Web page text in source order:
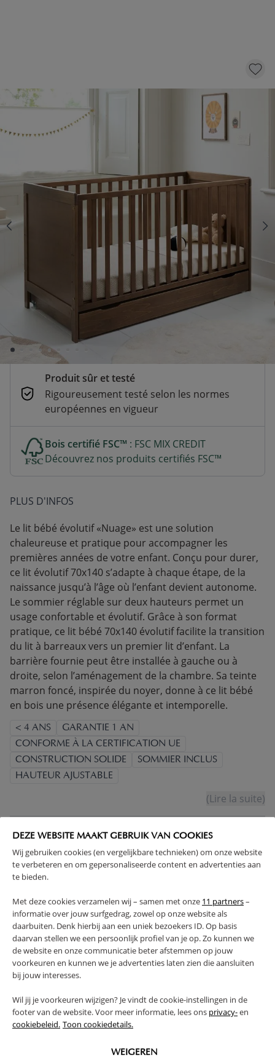
DEZE WEBSITE MAAKT GEBRUIK VAN COOKIES
Wij gebruiken cookies (en vergelijkbare technieken) om onze website
te verbeteren en om gepersonaliseerde content en advertenties aan
te bieden.
Met deze cookies verzamelen wij – samen met onze 11 partners–
informatie over jouw surfgedrag, zowel op onze website als
daarbuiten. Denk hierbij aan een uniek bezoekers ID. Op basis
daarvan stellen we een persoonlijk profiel van je op. Zo kunnen we
de website en onze communicatie beter afstemmen op jouw
voorkeuren en kunnen we je advertenties laten zien die aansluiten
bij jouw interesses.
Wil jij je voorkeuren wijzigen? Je vindt de cookie-instellingen in de
footer van de website. Voor meer informatie, lees ons privacy-en
cookiebeleid. Toon cookiedetails.
WEIGEREN
LIT BÉBÉ ÉVOLUTIF «NUAGE» | 70 X 140 CM
Temporairement indisponible
Le délai de livraison prévu est inconnu
Paiement sécurisé et flexible
CB, Paypal, Klarna, Apple Pay, Google Pay
Produit sûr et testé
Rigoureusement testé selon les normes
européennes en vigueur
Bois certifié FSC™ : FSC MIX CREDIT
Découvrez nos produits certifiés FSC™
PLUS D'INFOS
Le lit bébé évolutif «Nuage» est une solution
chaleureuse et pratique pour accompagner les
premières années de votre enfant. Conçu pour durer,
ce lit évolutif 70x140 s’adapte à chaque étape, de la
naissance jusqu’à l’âge où l’enfant devient autonome.
Le sommier réglable sur deux hauteurs permet un
usage confortable et évolutif. Grâce à son format
pratique, ce lit bébé 70x140 évolutif facilite la transition
du lit à barreaux vers un premier lit d’enfant. La
barrière fournie peut être installée à gauche ou à
droite, selon l’aménagement de la chambre. Sa teinte
marron foncé, inspirée du noyer, donne à ce lit bébé
en bois une présence élégante et intemporelle.
< 4 ANS
GARANTIE 1 AN
CONFORME À LA CERTIFICATION UE
CONSTRUCTION SOLIDE
SOMMIER INCLUS
HAUTEUR AJUSTABLE
(Lire la suite)
AVERTISSEMENT
CARACTÉRISTIQUES
AVANTAGES DE CE PRODUIT
FAQ
RETOURS